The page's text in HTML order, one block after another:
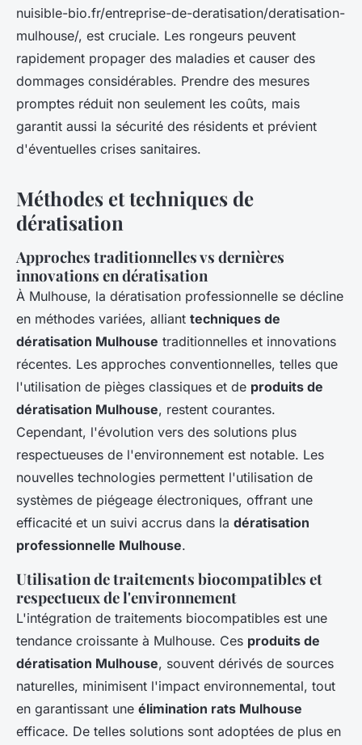
nuisible-bio.fr/entreprise-de-deratisation/deratisation-
mulhouse/, est cruciale. Les rongeurs peuvent
rapidement propager des maladies et causer des
dommages considérables. Prendre des mesures
promptes réduit non seulement les coûts, mais
garantit aussi la sécurité des résidents et prévient
d'éventuelles crises sanitaires.
Méthodes et techniques de
dératisation
Approches traditionnelles vs dernières
innovations en dératisation
À Mulhouse, la dératisation professionnelle se décline
en méthodes variées, alliant techniques de
dératisation Mulhouse traditionnelles et innovations
récentes. Les approches conventionnelles, telles que
l'utilisation de pièges classiques et de produits de
dératisation Mulhouse, restent courantes.
Cependant, l'évolution vers des solutions plus
respectueuses de l'environnement est notable. Les
nouvelles technologies permettent l'utilisation de
systèmes de piégeage électroniques, offrant une
efficacité et un suivi accrus dans la dératisation
professionnelle Mulhouse.
Utilisation de traitements biocompatibles et
respectueux de l'environnement
L'intégration de traitements biocompatibles est une
tendance croissante à Mulhouse. Ces produits de
dératisation Mulhouse, souvent dérivés de sources
naturelles, minimisent l'impact environnemental, tout
en garantissant une élimination rats Mulhouse
efficace. De telles solutions sont adoptées de plus en